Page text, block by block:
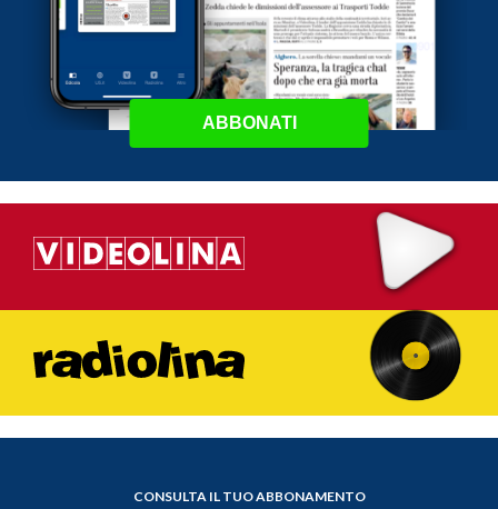
ABBONATI
CONSULTA IL TUO ABBONAMENTO